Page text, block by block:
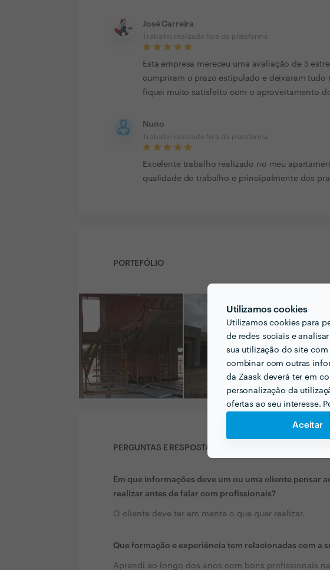
Utilizamos cookies
Utilizamos cookies para
de redes sociais e
sua utilização do site
combinar com outras
da Zaask deverá ter em
personalização da
ofertas ao seu interesse.
Aceitar
José Carreira
Trabalho realizado fora da plataforma
Esta empresa mereceu uma avaliação de 5
cumpriram o prazo estipulado e deixaram
fiquei muito satisfeito com o aproveitamento
Nuno
Trabalho realizado fora da plataforma
Excelente trabalho realizado no meu
qualidade do trabalho e principalmente dos
PORTEFÓLIO
PERGUNTAS E RESPOSTAS
Em que informações deve um ou uma cliente pensar
realizar antes de falar com profissionais?
O cliente deve ter em mente o que quer realizar.
Que formação e experiência tem relacionadas com a
Aprendi ao longo dos anos com bons profissionais